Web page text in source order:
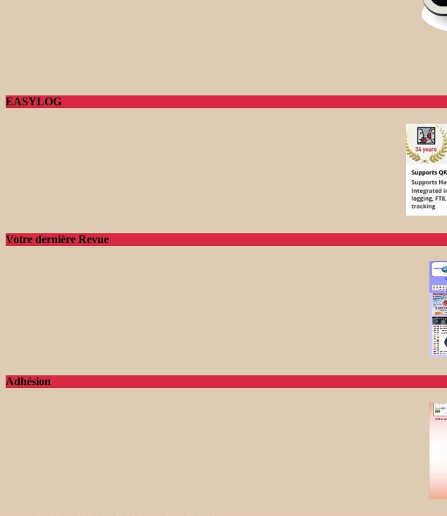
EASYLOG
Votre dernière Revue
Adhésion